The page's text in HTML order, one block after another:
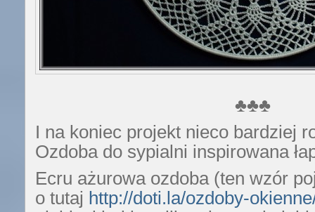
♣♣♣
I na koniec projekt nieco bardziej
Ozdoba do sypialni inspirowana
Ecru ażurowa ozdoba (ten wzór
o tutaj http://doti.la/ozdoby-